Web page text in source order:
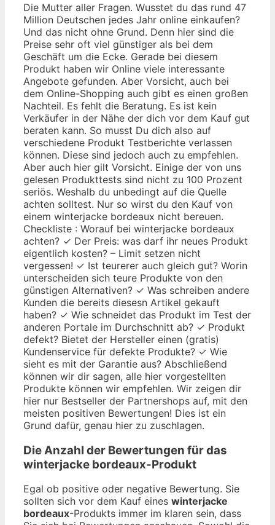
Die Mutter aller Fragen. Wusstet du das rund 47
Million Deutschen jedes Jahr online einkaufen?
Und das nicht ohne Grund. Denn hier sind die
Preise sehr oft viel günstiger als bei dem
Geschäft um die Ecke. Gerade bei diesem
Produkt haben wir Online viele interessante
Angebote gefunden. Aber Vorsicht, auch bei
dem Online-Shopping auch gibt es einen großen
Nachteil. Es fehlt die Beratung. Es ist kein
Verkäufer in der Nähe der dich vor dem Kauf gut
beraten kann. So musst Du dich also auf
verschiedene Produkt Testberichte verlassen
können. Diese sind jedoch auch zu empfehlen.
Aber auch hier gilt Vorsicht. Einige der von uns
gelesen Produkttests sind nicht zu 100 Prozent
seriös. Weshalb du unbedingt auf die Quelle
achten solltest. Nur so wirst du den Kauf von
einem winterjacke bordeaux nicht bereuen.
Checkliste : Worauf bei winterjacke bordeaux
achten? ✓ Der Preis: was darf ihr neues Produkt
eigentlich kosten? – Limit setzen nicht
vergessen! ✓ Ist teurerer auch gleich gut? Worin
unterscheiden sich teure Produkte von den
günstigen Alternativen? ✓ Was schreiben andere
Kunden die bereits diesesn Artikel gekauft
haben? ✓ Wie schneidet das Produkt im Test der
anderen Portale im Durchschnitt ab? ✓ Produkt
defekt? Bietet der Hersteller einen (gratis)
Kundenservice für defekte Produkte? ✓ Wie
sieht es mit der Garantie aus? Abschließend
können wir dir sagen, alle hier vorgestellten
Produkte können wir empfehlen. Wir zeigen dir
hier nur Bestseller der Partnershops auf, mit den
meisten positiven Bewertungen! Dies ist ein
Grund dafür, genau hier zu zuschlagen.
Die Anzahl der Bewertungen für das
winterjacke bordeaux-Produkt
Egal ob positive oder negative Bewertung. Sie
sollten sich vor dem Kauf eines winterjacke
bordeaux-Produkts immer im klaren sein, dass